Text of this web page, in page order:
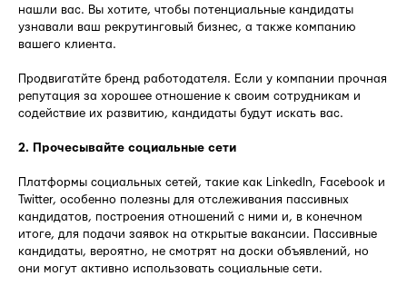
нашли вас. Вы хотите, чтобы потенциальные кандидаты
узнавали ваш рекрутинговый бизнес, а также компанию
вашего клиента.
Продвигатйте бренд работодателя. Если у компании прочная
репутация за хорошее отношение к своим сотрудникам и
содействие их развитию, кандидаты будут искать вас.
2. Прочесывайте социальные сети
Платформы социальных сетей, такие как LinkedIn, Facebook и
Twitter, особенно полезны для отслеживания пассивных
кандидатов, построения отношений с ними и, в конечном
итоге, для подачи заявок на открытые вакансии. Пассивные
кандидаты, вероятно, не смотрят на доски объявлений, но
они могут активно использовать социальные сети.